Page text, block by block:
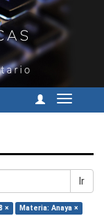
Cambiar
Ir
× Materia: Anaya ×